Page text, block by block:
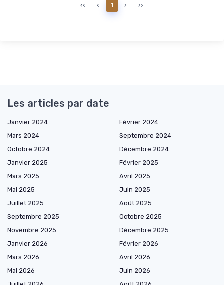
‹‹ ‹ 1 › ››
Les articles par date
Janvier 2024
Février 2024
Mars 2024
Septembre 2024
Octobre 2024
Décembre 2024
Janvier 2025
Février 2025
Mars 2025
Avril 2025
Mai 2025
Juin 2025
Juillet 2025
Août 2025
Septembre 2025
Octobre 2025
Novembre 2025
Décembre 2025
Janvier 2026
Février 2026
Mars 2026
Avril 2026
Mai 2026
Juin 2026